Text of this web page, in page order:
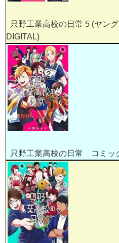
只野工業高校の日常 5 (ヤン
DIGITAL)
只野工業高校の日常 コミッ